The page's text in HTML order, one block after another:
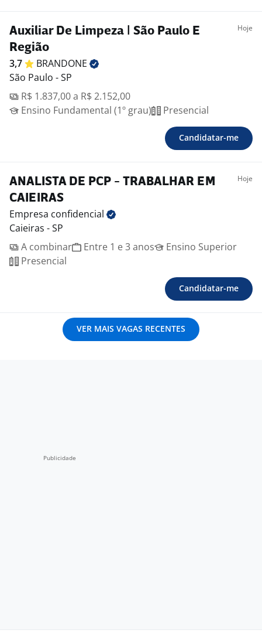
Auxiliar De Limpeza | São Paulo E
Região
Hoje
3,7
BRANDONE
São Paulo - SP
R$ 1.837,00 a R$ 2.152,00
Ensino Fundamental (1º grau)
Presencial
Candidatar-me
ANALISTA DE PCP - TRABALHAR EM
CAIEIRAS
Hoje
Empresa confidencial
Caieiras - SP
A combinar
Entre 1 e 3 anos
Ensino Superior
Presencial
Candidatar-me
VER MAIS VAGAS RECENTES